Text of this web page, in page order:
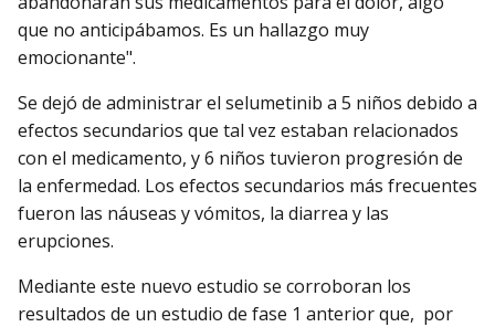
que no anticipábamos. Es un hallazgo muy
emocionante".
Se dejó de administrar el selumetinib a 5 niños debido a
efectos secundarios que tal vez estaban relacionados
con el medicamento, y 6 niños tuvieron progresión de
la enfermedad. Los efectos secundarios más frecuentes
fueron las náuseas y vómitos, la diarrea y las
erupciones.
Mediante este nuevo estudio se corroboran los
resultados de un estudio de fase 1 anterior que, por